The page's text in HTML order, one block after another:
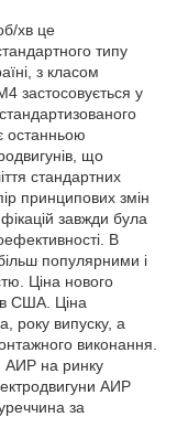
хв це
типу
з класом
застосовується у
останньою
що
стандартних
принципових змін
завжди була
В
популярними і
Ціна нового
США. Ціна
року випуску, а
виконання.
АИР на ринку
АИР
за